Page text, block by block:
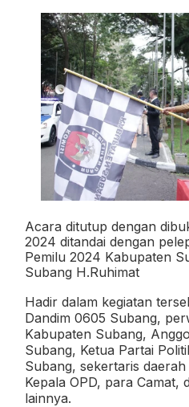
Acara ditutup dengan
2024 ditandai dengan
Pemilu 2024 Kabupaten
Subang H.Ruhimat
Hadir dalam kegiatan
Dandim 0605 Subang,
Kabupaten Subang,
Subang, Ketua Partai
Subang, sekertaris
Kepala OPD, para Camat,
lainnya.